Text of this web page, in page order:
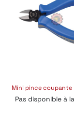
Mini pince
Pas disponible à